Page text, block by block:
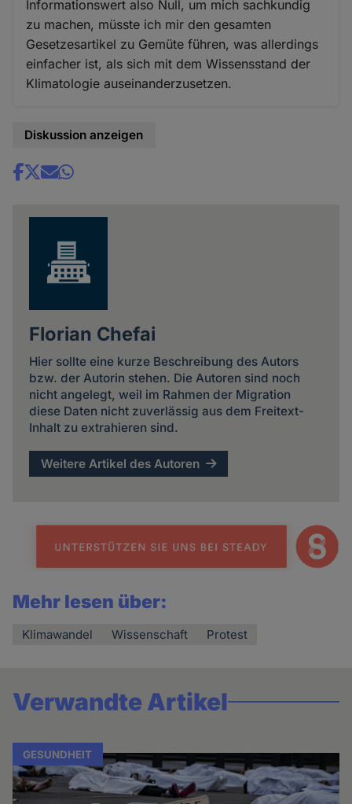
Informationswert also Null, um mich sachkundig
zu machen, müsste ich mir den gesamten
Gesetzesartikel zu Gemüte führen, was allerdings
einfacher ist, als sich mit dem Wissensstand der
Klimatologie auseinanderzusetzen.
Diskussion anzeigen
Share
Florian Chefai
Hier sollte eine kurze Beschreibung des Autors
bzw. der Autorin stehen. Die Autoren sind noch
nicht angelegt, weil im Rahmen der Migration
diese Daten nicht zuverlässig aus dem Freitext-
Inhalt zu extrahieren sind.
Weitere Artikel des Autoren
Mehr lesen über:
Klimawandel Wissenschaft Protest
Verwandte Artikel
GESUNDHEIT